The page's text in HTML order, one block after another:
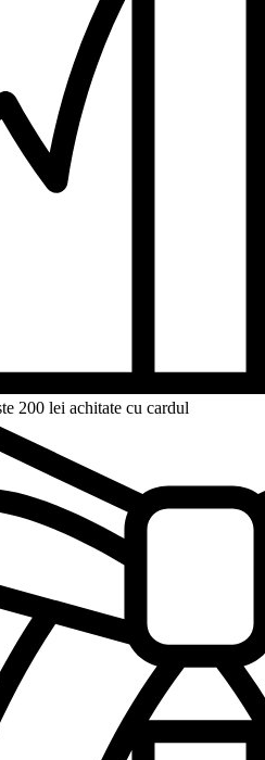
200 lei achitate cu cardul